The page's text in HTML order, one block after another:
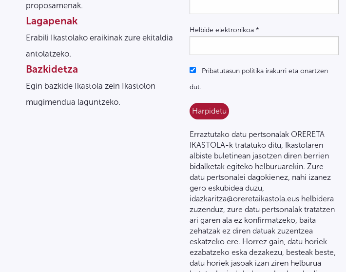
proposamenak.
Lagapenak
Erabili Ikastolako eraikinak zure ekitaldia
antolatzeko.
Bazkidetza
Egin bazkide Ikastola zein Ikastolon
mugimendua laguntzeko.
Helbide elektronikoa *
Pribatutasun politika irakurri eta onartzen
dut.
Erraztutako datu pertsonalak ORERETA
IKASTOLA-k tratatuko ditu, Ikastolaren
albiste buletinean jasotzen diren berrien
bidalketak egiteko helburuarekin. Zure
datu pertsonalei dagokienez, nahi izanez
gero eskubidea duzu,
idazkaritza@oreretaikastola.eus helbidera
zuzenduz, zure datu pertsonalak tratatzen
ari garen ala ez konfirmatzeko, baita
zehatzak ez diren datuak zuzentzea
eskatzeko ere. Horrez gain, datu horiek
ezabatzeko eska dezakezu, besteak beste,
datu horiek jasoak izan ziren helburua